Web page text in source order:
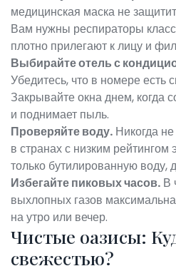
медицинская маска не
Вам нужны респираторы
плотно прилегают к лицу и
Выбирайте отель с
Убедитесь, что в номере есть
Закрывайте окна днем, когда
и поднимает пыль.
Проверяйте воду. Никогда
в странах с низким рейтингом
только бутилированную воду,
Избегайте пиковых часов. В
выхлопных газов
на утро или вечер.
Чистые оазисы:
свежестью?